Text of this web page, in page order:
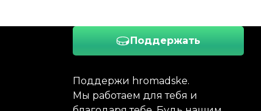
Поддержать
Поддержи hromadske.
Мы работаем для тебя и